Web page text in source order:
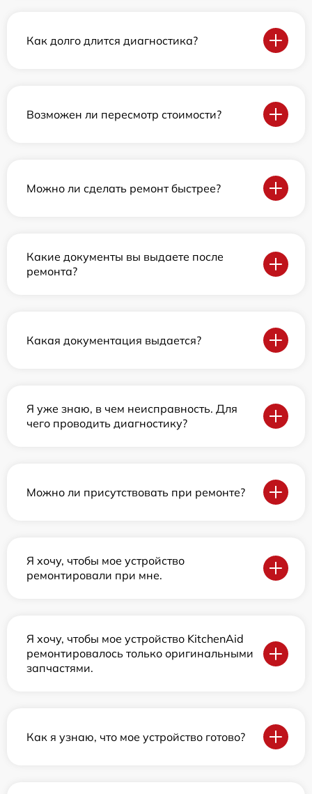
Как долго длится диагностика?
Возможен ли пересмотр стоимости?
Можно ли сделать ремонт быстрее?
Какие документы вы выдаете после
ремонта?
Какая документация выдается?
Я уже знаю, в чем неисправность. Для
чего проводить диагностику?
Можно ли присутствовать при ремонте?
Я хочу, чтобы мое устройство
ремонтировали при мне.
Я хочу, чтобы мое устройство KitchenAid
ремонтировалось только оригинальными
запчастями.
Как я узнаю, что мое устройство готово?